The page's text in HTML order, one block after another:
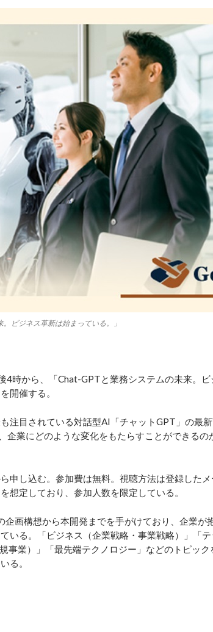
ビジネス革新は始まっている。」
時から、「Chat-GPTと業務システムの未来。ビ
開催する。
注目されている対話型AI「チャットGPT」の最
企業にどのような変化をもたらすことができるの
申し込む。参加費は無料。視聴方法は登録した
想定しており、参加人数を限定している。
画構想から本開発までを手がけており、企業が
いる。「ビジネス（企業戦略・事業戦略）」「
事業）」「最先端テクノロジー」などのトピック
る。